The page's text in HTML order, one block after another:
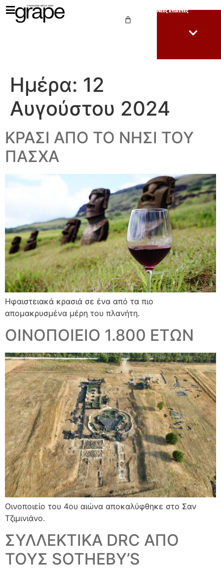
Νέες Ετικέτες
Ημέρα: 12
Αυγούστου 2024
ΚΡΑΣΙ ΑΠΟ ΤΟ ΝΗΣΙ ΤΟΥ
ΠΑΣΧΑ
Ηφαιστειακά κρασιά σε ένα από τα πιο
απομακρυσμένα μέρη του πλανήτη.
ΟΙΝΟΠΟΙΕΙΟ 1.800 ΕΤΩΝ
Οινοποιείο του 4ου αιώνα αποκαλύφθηκε στο Σαν
Τζιμινιάνο.
ΣΥΛΛΕΚΤΙΚΑ DRC ΑΠΟ
ΤΟΥΣ SOTHEBY’S